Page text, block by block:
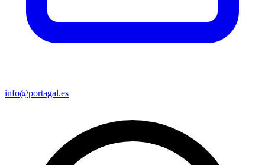
info@portagal.es